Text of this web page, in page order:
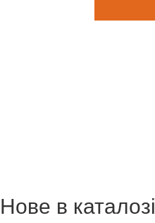
Нове в каталозі